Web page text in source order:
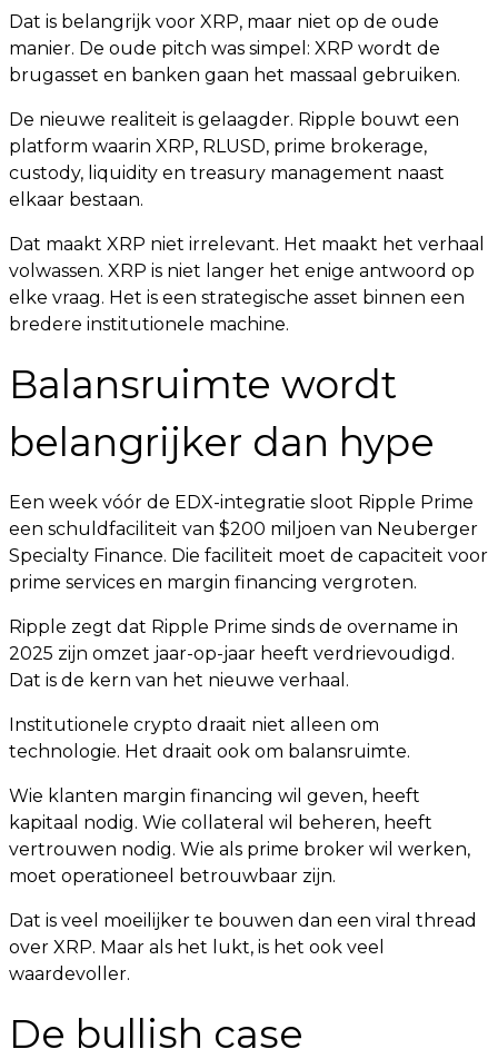
Dat is belangrijk voor XRP, maar niet op de oude
manier. De oude pitch was simpel: XRP wordt de
brugasset en banken gaan het massaal gebruiken.
De nieuwe realiteit is gelaagder. Ripple bouwt een
platform waarin XRP, RLUSD, prime brokerage,
custody, liquidity en treasury management naast
elkaar bestaan.
Dat maakt XRP niet irrelevant. Het maakt het verhaal
volwassen. XRP is niet langer het enige antwoord op
elke vraag. Het is een strategische asset binnen een
bredere institutionele machine.
Balansruimte wordt
belangrijker dan hype
Een week vóór de EDX-integratie sloot Ripple Prime
een schuldfaciliteit van $200 miljoen van Neuberger
Specialty Finance. Die faciliteit moet de capaciteit voor
prime services en margin financing vergroten.
Ripple zegt dat Ripple Prime sinds de overname in
2025 zijn omzet jaar-op-jaar heeft verdrievoudigd.
Dat is de kern van het nieuwe verhaal.
Institutionele crypto draait niet alleen om
technologie. Het draait ook om balansruimte.
Wie klanten margin financing wil geven, heeft
kapitaal nodig. Wie collateral wil beheren, heeft
vertrouwen nodig. Wie als prime broker wil werken,
moet operationeel betrouwbaar zijn.
Dat is veel moeilijker te bouwen dan een viral thread
over XRP. Maar als het lukt, is het ook veel
waardevoller.
De bullish case